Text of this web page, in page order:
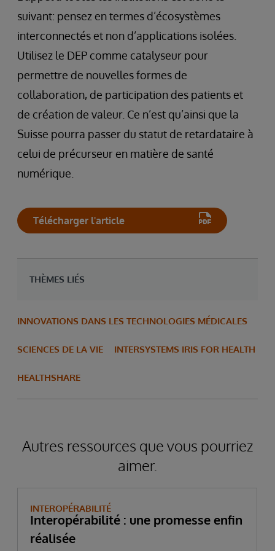
suivant: pensez en termes d’écosystèmes
interconnectés et non d’applications isolées.
Utilisez le DEP comme catalyseur pour
permettre de nouvelles formes de
collaboration, de participation des patients et
de création de valeur. Ce n’est qu’ainsi que la
Suisse pourra passer du statut de retardataire à
celui de précurseur en matière de santé
numérique.
Télécharger l'article
THÈMES LIÉS
INNOVATIONS DANS LES TECHNOLOGIES MÉDICALES
SCIENCES DE LA VIE INTERSYSTEMS IRIS FOR HEALTH
HEALTHSHARE
Autres ressources que vous pourriez
aimer.
INTEROPÉRABILITÉ
Interopérabilité : une promesse enfin
réalisée